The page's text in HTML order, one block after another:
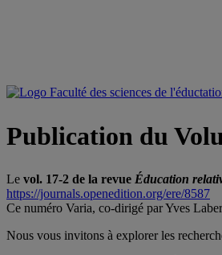
Publication du
Le vol. 17-2 de la revue Éducation
https://journals.openedition.org/ere/8587
Ce numéro Varia, co-dirigé par Yves
Nous vous invitons à explorer les